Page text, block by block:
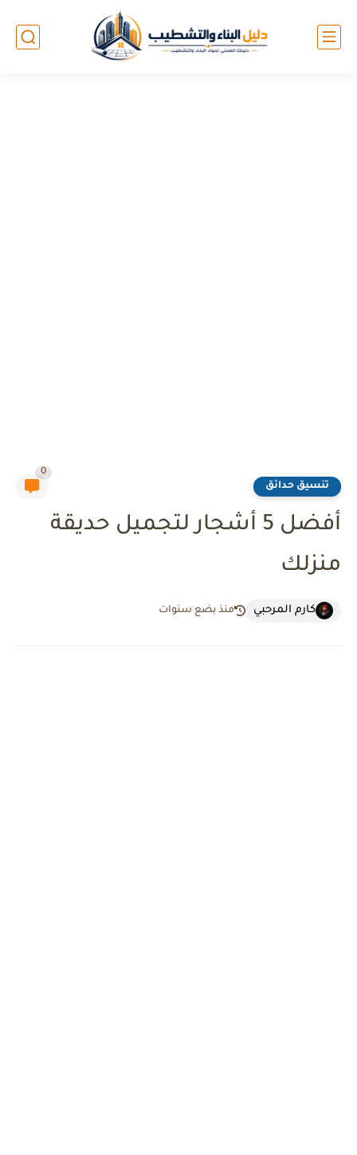
تنسيق حدائق
0
أفضل 5 أشجار لتجميل حديقة
منزلك
كارم المرحبي منذ بضع سنوات